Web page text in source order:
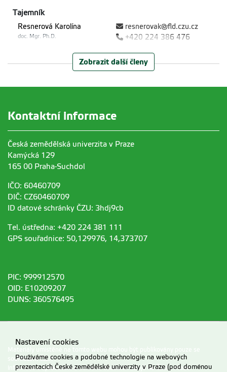
Tajemník
Resnerová Karolína
doc. Mgr. Ph.D.
resnerovak@fld.czu.cz
+420 224 386 476
Ing. Ph.D.
Čížková Dana
cizkova@fld.czu.cz
doc. Ing. Ph.D.
Kout Jiří
Mgr. Ph.D.
doc. Ing. Ph.D.
Zobrazit další členy
Kontaktní informace
Česká zemědělská univerzita v Praze
Kamýcká 129
165 00 Praha-Suchdol
IČO: 60460709
DIČ: CZ60460709
ID datové schránky ČZU: 3hdj9cb
Tel. ústředna: +420 224 381 111
GPS souřadnice: 50,129976, 14,373707
PIC: 999912570
OID: E10209207
DUNS: 360576495
souhlasem ČZU.
Informace o zpracování a ochraně osobních údajů na ČZU v Praze.
Nastavení cookies
Používáme cookies a podobné technologie na webových
prezentacích České zemědělské univerzity v Praze (pod doménou